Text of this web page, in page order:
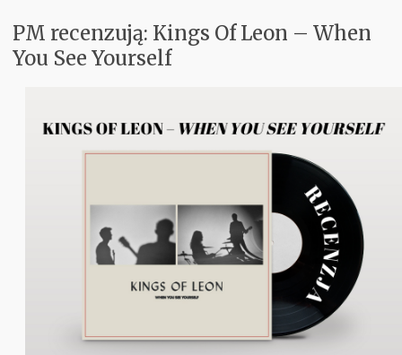
Koncerty
Recenzje
PM recenzują: Kings Of Leon – When
You See Yourself